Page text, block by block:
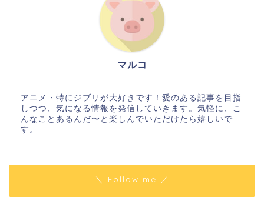
マルコ
アニメ・特にジブリが大好きです！愛のある記事を目指
しつつ、気になる情報を発信していきます。気軽に、こ
んなことあるんだ〜と楽しんでいただけたら嬉しいで
す。
＼ Follow me ／